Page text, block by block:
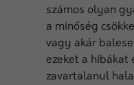
számos olyan
a minőség
vagy akár
ezeket a hibákat
zavartalanul